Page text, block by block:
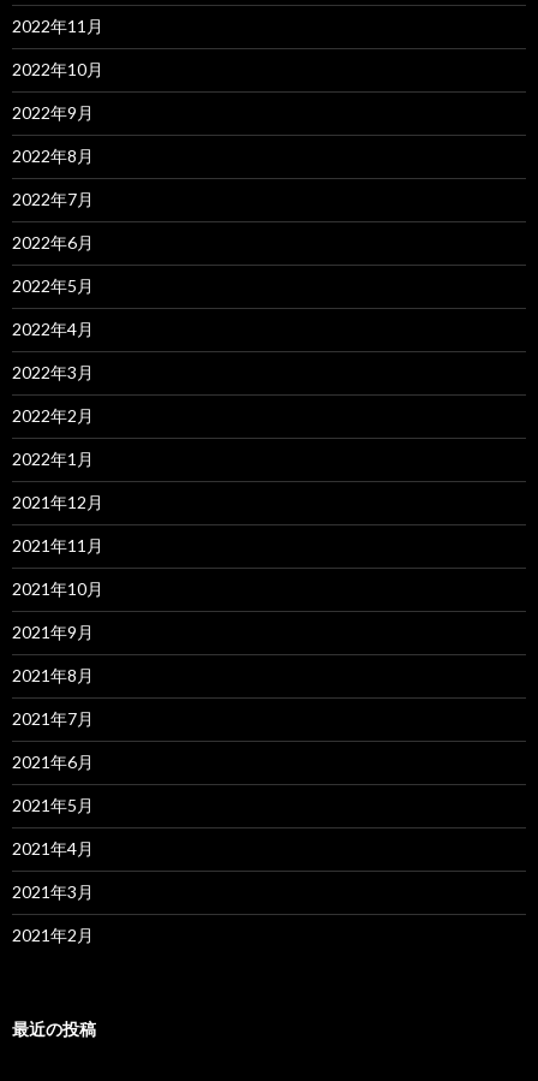
2022年11月
2022年10月
2022年9月
2022年8月
2022年7月
2022年6月
2022年5月
2022年4月
2022年3月
2022年2月
2022年1月
2021年12月
2021年11月
2021年10月
2021年9月
2021年8月
2021年7月
2021年6月
2021年5月
2021年4月
2021年3月
2021年2月
最近の投稿